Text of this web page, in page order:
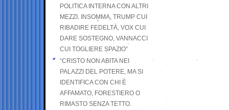
POLITICA INTERNA CON ALTRI
MEZZI. INSOMMA, TRUMP CUI
RIBADIRE FEDELTÀ, VOX CUI
DARE SOSTEGNO, VANNACCI
CUI TOGLIERE SPAZIO”
“CRISTO NON ABITA NEI
PALAZZI DEL POTERE, MA SI
IDENTIFICA CON CHI È
AFFAMATO, FORESTIERO O
RIMASTO SENZA TETTO.